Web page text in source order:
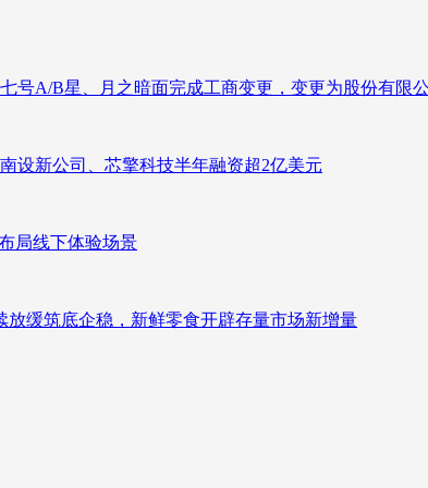
号A/B星、月之暗面完成工商变更，变更为股份有限
设新公司、芯擎科技半年融资超2亿美元
局线下体验场景
缓筑底企稳，新鲜零食开辟存量市场新增量